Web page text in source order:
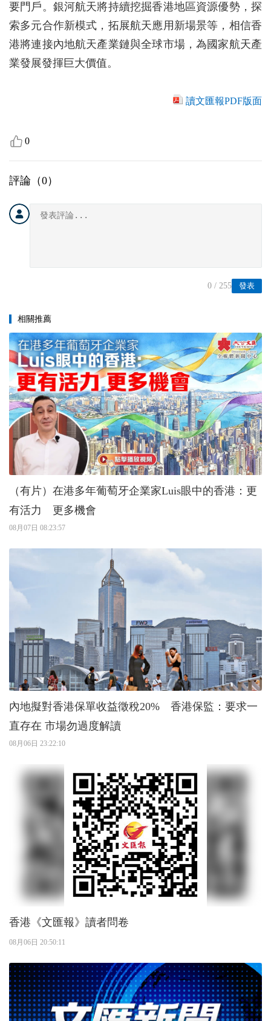
要門戶。銀河航天將持續挖掘香港地區資源優勢，探
索多元合作新模式，拓展航天應用新場景等，相信香
港將連接內地航天產業鏈與全球市場，為國家航天產
業發展發揮巨大價值。
讀文匯報PDF版面
0
評論（0）
發表
0 / 255
相關推薦
（有片）在港多年葡萄牙企業家Luis眼中的香港：更
有活力 更多機會
08月07日 08:23:57
內地擬對香港保單收益徵稅20% 香港保監：要求一
直存在 市場勿過度解讀
08月06日 23:22:10
香港《文匯報》讀者問卷
08月06日 20:50:11